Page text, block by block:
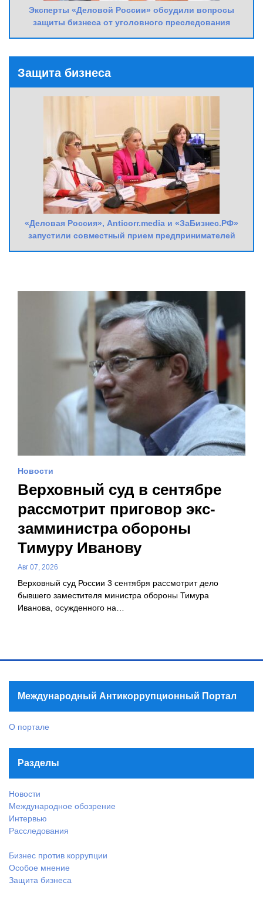
Эксперты «Деловой России» обсудили вопросы
защиты бизнеса от уголовного преследования
Защита бизнеса
«Деловая Россия», Anticorr.media и «ЗаБизнес.РФ»
запустили совместный прием предпринимателей
Новости
Верховный суд в сентябре
рассмотрит приговор экс-
замминистра обороны
Тимуру Иванову
Авг 07, 2026
Верховный суд России 3 сентября рассмотрит дело
бывшего заместителя министра обороны Тимура
Иванова, осужденного на…
Международный Антикоррупционный Портал
О портале
Разделы
Новости
Международное обозрение
Интервью
Расследования
Бизнес против коррупции
Особое мнение
Защита бизнеса